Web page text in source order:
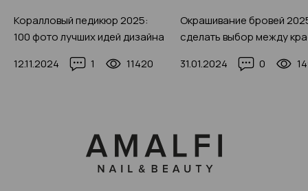
Коралловый педикюр 2025:
100 фото лучших идей дизайна
12.11.2024
1 11420
Окрашивание бровей
сделать выбор между
31.01.2024 0